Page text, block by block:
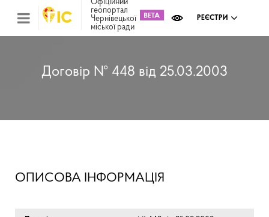
Офіційний
геопортал
Чернівецької
міської ради
РЕЄСТРИ
Договір № 448 від 25.03.2003
ОПИСОВА ІНФОРМАЦІЯ